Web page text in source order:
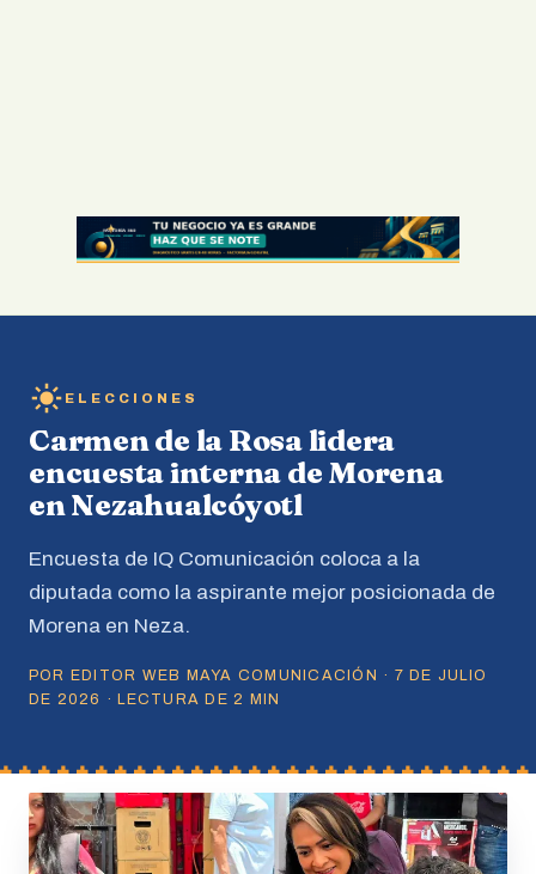
ELECCIONES
Carmen de la Rosa lidera
encuesta interna de Morena
en Nezahualcóyotl
Encuesta de IQ Comunicación coloca a la
diputada como la aspirante mejor posicionada de
Morena en Neza.
POR EDITOR WEB MAYA COMUNICACIÓN · 7 DE JULIO
DE 2026 · LECTURA DE 2 MIN